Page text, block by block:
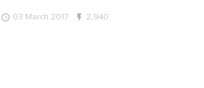
query_builder 03 March 2017 flash_on 2,940